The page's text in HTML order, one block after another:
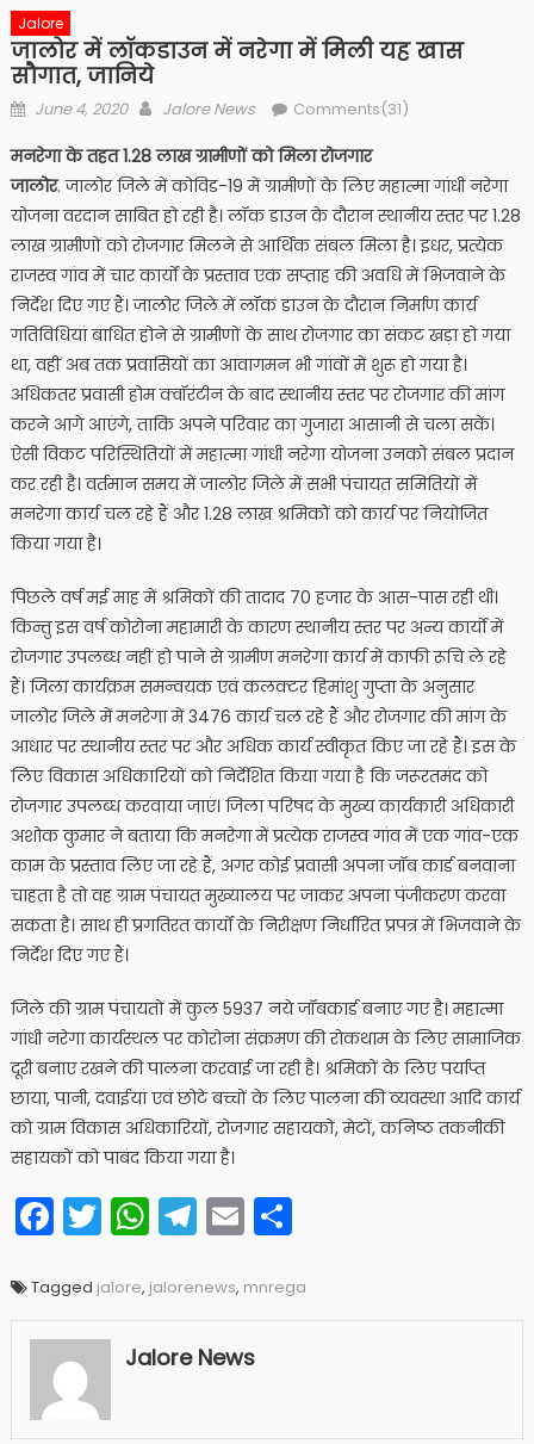
Jalore
जालोर में लॉकडाउन में नरेगा में मिली यह खास
सौगात, जानिये
Posted
June 4, 2020 Author
Jalore News Comments(31)
मनरेगा के तहत 1.28 लाख ग्रामीणों को मिला रोजगार
जालोर. जालोर जिले में कोविड-19 में ग्रामीणों के लिए महात्मा गांधी नरेगा
योजना वरदान साबित हो रही है। लॉक डाउन के दौरान स्थानीय स्तर पर 1.28
लाख ग्रामीणों को रोजगार मिलने से आर्थिक संबल मिला है। इधर, प्रत्येक
राजस्व गांव में चार कार्यों के प्रस्ताव एक सप्ताह की अवधि में भिजवाने के
निर्देश दिए गए हैं। जालोर जिले में लॉक डाउन के दौरान निर्माण कार्य
गतिविधियां बाधित होने से ग्रामीणों के साथ रोजगार का संकट खड़ा हो गया
था, वहीं अब तक प्रवासियों का आवागमन भी गांवों में शुरू हो गया है।
अधिकतर प्रवासी होम क्वॉरंटीन के बाद स्थानीय स्तर पर रोजगार की मांग
करने आगे आएंगे, ताकि अपने परिवार का गुजारा आसानी से चला सकें।
ऐसी विकट परिस्थितियों में महात्मा गांधी नरेगा योजना उनको संबल प्रदान
कर रही है। वर्तमान समय में जालोर जिले में सभी पंचायत समितियों में
मनरेगा कार्य चल रहे हैं और 1.28 लाख श्रमिकों को कार्य पर नियोजित
किया गया है।
पिछले वर्ष मई माह में श्रमिकों की तादाद 70 हजार के आस-पास रही थी।
किन्तु इस वर्ष कोरोना महामारी के कारण स्थानीय स्तर पर अन्य कार्यो में
रोजगार उपलब्ध नहीं हो पाने से ग्रामीण मनरेगा कार्य में काफी रूचि ले रहे
हैं। जिला कार्यक्रम समन्वयक एवं कलक्टर हिमांशु गुप्ता के अनुसार
जालोर जिले में मनरेगा में 3476 कार्य चल रहे हैं और रोजगार की मांग के
आधार पर स्थानीय स्तर पर और अधिक कार्य स्वीकृत किए जा रहे हैं। इस के
लिए विकास अधिकारियों को निर्देशित किया गया है कि जरूरतमंद को
रोजगार उपलब्ध करवाया जाएं। जिला परिषद के मुख्य कार्यकारी अधिकारी
अशोक कुमार ने बताया कि मनरेगा में प्रत्येक राजस्व गांव में एक गांव-एक
काम के प्रस्ताव लिए जा रहे हैं, अगर कोई प्रवासी अपना जॉब कार्ड बनवाना
चाहता है तो वह ग्राम पंचायत मुख्यालय पर जाकर अपना पंजीकरण करवा
सकता है। साथ ही प्रगतिरत कार्यों के निरीक्षण निर्धारित प्रपत्र में भिजवाने के
निर्देश दिए गए हैं।
जिले की ग्राम पंचायतों में कुल 5937 नये जॉबकार्ड बनाए गए है। महात्मा
गांधी नरेगा कार्यस्थल पर कोरोना संक्रमण की रोकथाम के लिए सामाजिक
दूरी बनाए रखने की पालना करवाई जा रही है। श्रमिकों के लिए पर्याप्त
छाया, पानी, दवाईयां एवं छोटे बच्चों के लिए पालना की व्यवस्था आदि कार्य
को ग्राम विकास अधिकारियों, रोजगार सहायकों, मेटों, कनिष्ठ तकनीकी
सहायकों को पाबंद किया गया है।
Facebook
Twitter
WhatsApp
Telegram
EmailShare
Tagged jalore, jalorenews, mnrega
Jalore News